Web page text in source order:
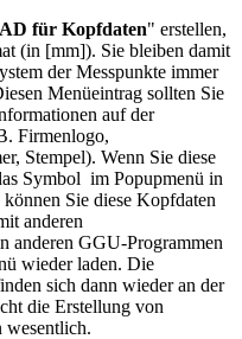
für Kopfdaten" erstellen,
(in [mm]). Sie bleiben damit
der Messpunkte immer
Menüeintrag sollten Sie
auf der
Firmenlogo,
Stempel). Wenn Sie diese
Symbol im Popupmenü in
können Sie diese Kopfdaten
anderen
anderen GGU-Programmen
wieder laden. Die
sich dann wieder an der
die Erstellung von
wesentlich.